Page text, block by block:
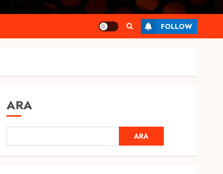
FOLLOW
ARA
ARA